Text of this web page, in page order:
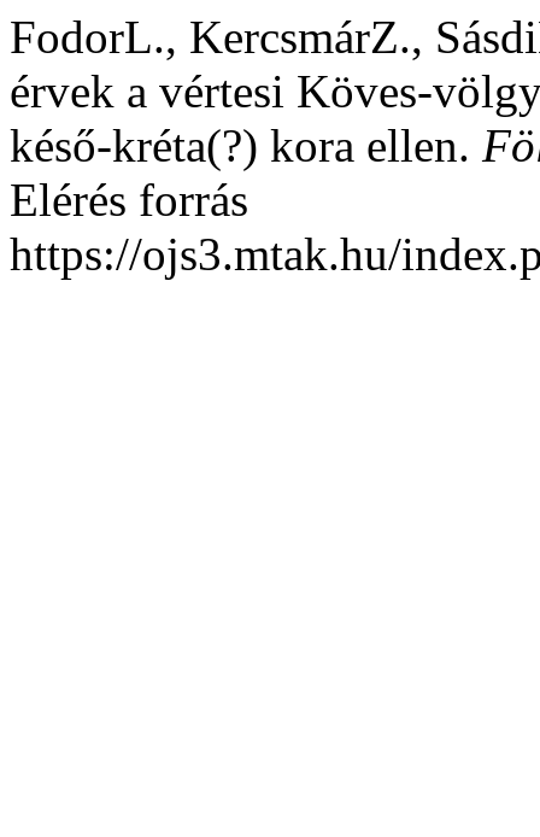
FodorL., KercsmárZ.,
érvek a vértesi Köves-
késő-kréta(?) kora ellen.
Elérés forrás
https://ojs3.mtak.hu/